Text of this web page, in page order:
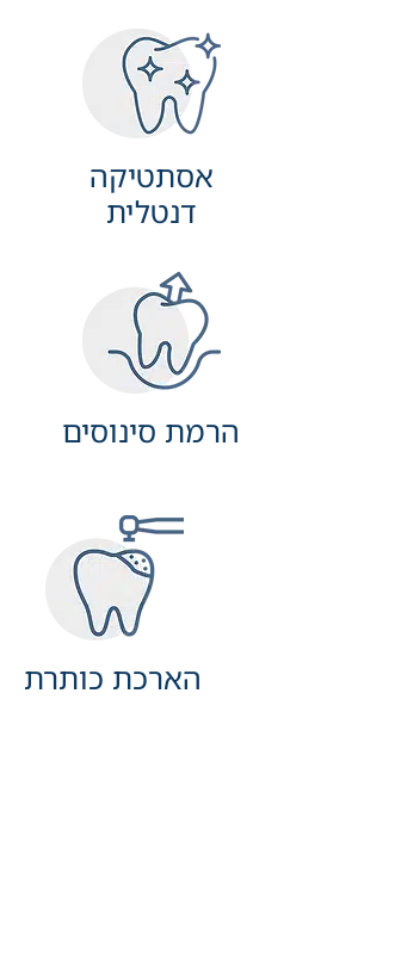
אסתטיקה
דנטלית
הרמת סינוסים
הארכת כותרת